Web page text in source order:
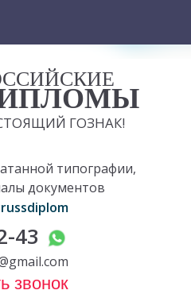
ГОЗНАК!
типографии,
документов
43
звонок